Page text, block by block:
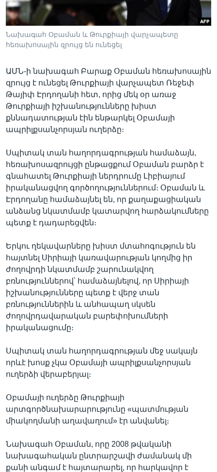
Լեզուներ
Նախագահ Օբաման և Թուրքիայի վարչապետը
հեռախոսային զրույց են ունեցել
ԱՄՆ-ի նախագահ Բարաք Օբաման հեռախոսային
զրույց է ունեցել Թուրքիայի վարչապետ Ռեջեփ
Թայիփ Էրդողանի հետ, որից մեկ օր առաջ
Թուրքիայի իշխանությունները խիստ
քննադատության էին ենթարկել Օբամայի
ապրիլքսանչորսյան ուղերձը։
Սպիտակ տան հաղորդագրության համաձայն,
հեռախոսազրույցի ընթացքում Օբաման բարձր է
գնահատել Թուրքիայի ներդրումը Լիբիայում
իրականացվող գործողություններում։ Օբաման և
Էրդողանը համաձայնել են, որ քաղաքացիական
անձանց նկատմամբ կատարվող հարձակումները
պետք է դադարեցվեն։
Երկու ղեկավարները խիստ մտահոգություն են
հայտնել Սիրիայի կառավարության կողմից իր
ժողովրդի նկատմամբ շարունակվող
բռնություններով՝ համաձայնելով, որ Սիրիայի
իշխանությունները պետք է վերջ տան
բռնություններին և անհապաղ սկսեն
ժողովրդավարական բարեփոխումների
իրականացումը։
Սպիտակ տան հաղորդագրության մեջ սակայն
որևէ խոսք չկա Օբամայի ապրիլքսանչորսյան
ուղերձի վերաբերյալ։
Օբամայի ուղերձը Թուրքիայի
արտգործնախարարությունը «պատմության
միակողմանի աղավաղում» էր անվանել։
Նախագահ Օբաման, որը 2008 թվականի
նախագահական ընտրարշավի ժամանակ մի
քանի անգամ է հայտարարել, որ հարկավոր է